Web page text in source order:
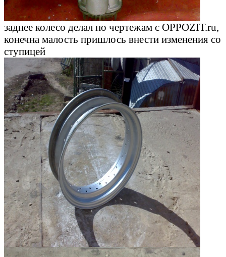
заднее колесо делал по чертежам с OPPOZIT.ru,
конечна малость пришлось внести изменения со
ступицей